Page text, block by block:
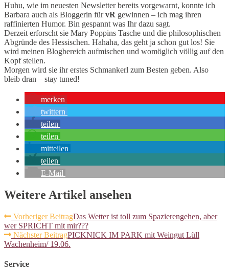
Huhu, wie im neuesten Newsletter bereits vorgewarnt, konnte ich
Barbara auch als Bloggerin fürvR gewinnen – ich mag ihren
raffinierten Humor. Bin gespannt was Ihr dazu sagt.
Derzeit erforscht sie Mary Poppins Tasche und die philosophischen
Abgründe des Hessischen. Hahaha, das geht ja schon gut los! Sie
wird meinen Blogbereich aufmischen und womöglich völlig auf den
Kopf stellen.
Morgen wird sie ihr erstes Schmankerl zum Besten geben. Also
bleib dran – stay tuned!
merken
twittern
teilen
teilen
mitteilen
teilen
E-Mail
Weitere Artikel ansehen
Vorheriger BeitragDas Wetter ist toll zum Spazierengehen, aber
wer SPRICHT mit mir???
Nächster BeitragPICKNICK IM PARK mit Weingut Lüll
Wachenheim/ 19.06.
Service